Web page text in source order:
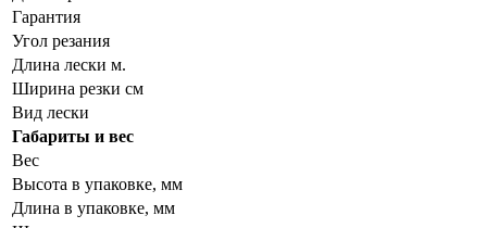
Гарантия
Угол резания
Длина лески м.
Ширина резки см
Вид лески
Габариты и вес
Вес
Высота в упаковке, мм
Длина в упаковке, мм